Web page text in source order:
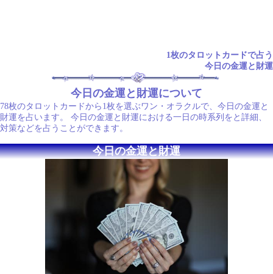
1枚のタロットカードで占う
今日の金運と財運
今日の金運と財運について
78枚のタロットカードから1枚を選ぶワン・オラクルで、今日の金運と
財運を占います。 今日の金運と財運における一日の時系列をと詳細、
対策などを占うことができます。
今日の金運と財運